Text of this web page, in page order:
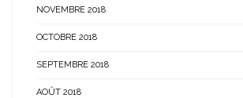
NOVEMBRE 2018
OCTOBRE 2018
SEPTEMBRE 2018
AOÛT 2018